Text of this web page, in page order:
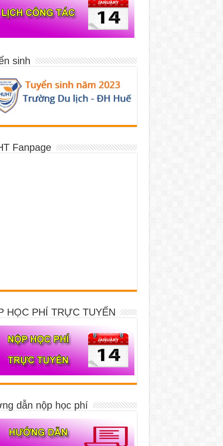
sinh
Fanpage
HỌC PHÍ TRỰC TUYẾN
dẫn nộp học phí